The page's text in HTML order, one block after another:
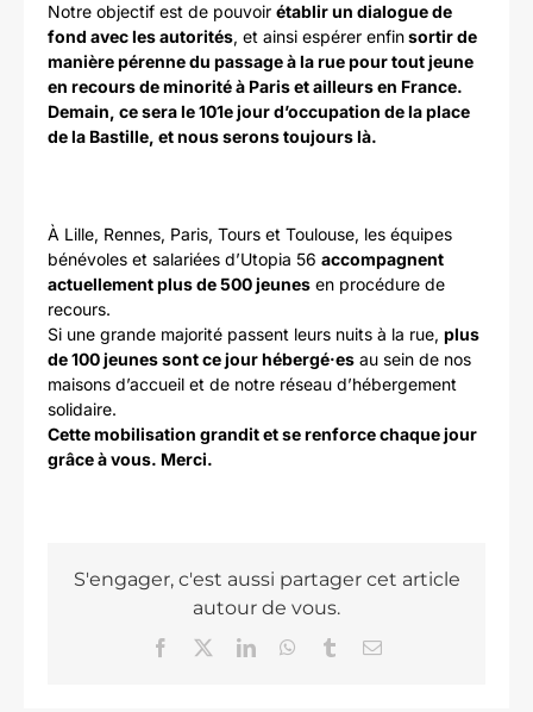
Notre objectif est de pouvoir établir un dialogue de
fond avec les autorités, et ainsi espérer enfinsortir de
manière pérenne du passage à la rue pour tout jeune
en recours de minorité à Paris et ailleurs en France.
Demain, ce sera le 101e jour d’occupation de la place
de la Bastille, et nous serons toujours là.
À Lille, Rennes, Paris, Tours et Toulouse, les équipes
bénévoles et salariées d’Utopia 56 accompagnent
actuellement plus de 500 jeunes en procédure de
recours.
Si une grande majorité passent leurs nuits à la rue, plus
de 100 jeunes sont ce jour hébergé·es au sein de nos
maisons d’accueil et de notre réseau d’hébergement
solidaire.
Cette mobilisation grandit et se renforce chaque jour
grâce à vous. Merci.
S'engager, c'est aussi partager cet article
autour de vous.
Facebook LinkedInWhatsAppTumblrEmail